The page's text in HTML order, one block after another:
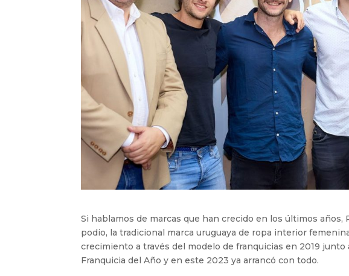
Si hablamos de marcas que han crecido en los últimos
podio, la tradicional marca uruguaya de ropa interior
crecimiento a través del modelo de franquicias en 2019
Franquicia del Año y en este 2023 ya arrancó con todo.